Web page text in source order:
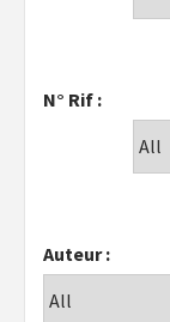
N° Rif :
Auteur :